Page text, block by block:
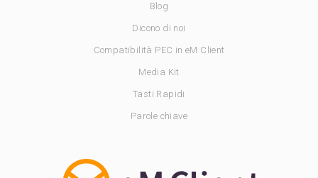
Blog
Dicono di noi
Compatibilità PEC in eM Client
Media Kit
Tasti Rapidi
Parole chiave